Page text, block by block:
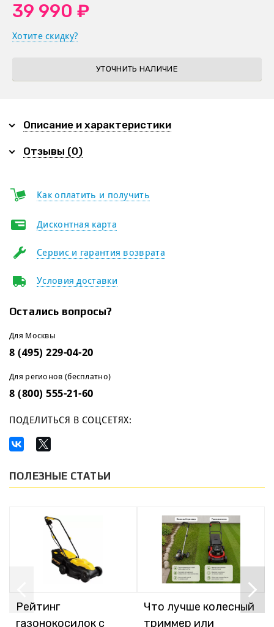
39 990 ₽
Хотите скидку?
УТОЧНИТЬ НАЛИЧИЕ
Описание и характеристики
Отзывы (0)
Как оплатить и получить
Дисконтная карта
Сервис и гарантия возврата
Условия доставки
Остались вопросы?
Для Москвы
8 (495) 229-04-20
Для регионов (бесплатно)
8 (800) 555-21-60
ПОДЕЛИТЬСЯ В СОЦСЕТЯХ:
ПОЛЕЗНЫЕ СТАТЬИ
Рейтинг
газонокосилок с
Что лучше колесный
триммер или